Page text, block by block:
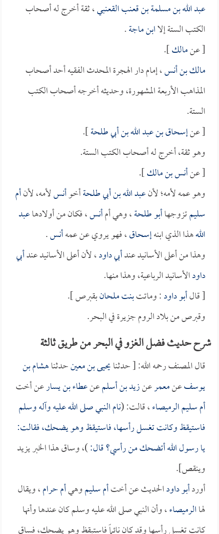
عبد الله بن مسلمة بن قعنب القعنبي، ثقة أخرج له أصحاب
الكتب الستة إلاابن ماجة.
[ عنمالك].
مالك بن أنس، إمام دار الهجرة المحدث الفقيه أحد أصحاب
المذاهب الأربعة المشهورة، وحديثه أخرجه أصحاب الكتب
الستة.
[ عنإسحاق بن عبد الله بن أبي طلحة].
وهو ثقة، أخرج له أصحاب الكتب الستة.
[ عنأنس بن مالك].
وهو عمه لأمه؛ لأنعبد الله بن أبي طلحةأخوأنسلأمه، لأنأم
سليمتزوجهاأبو طلحة، وهي أمأنس، فكان من أولادهاعبد
اللههذا الذي ابنهإسحاق، فهو يروي عن عمهأنس.
وهذا من أعلى الأسانيد عندأبي داود، لأن أعلى الأسانيد عندأبي
داودالأسانيد الرباعية، وهذا منها.
[ قالأبو داود: وماتتبنت ملحانبقبرص ].
وقبرص من بلاد الروم جزيرة في البحر.
شرح حديث فضل الغزو في البحر من طريق ثالثة
قال المصنف رحمه الله: [ حدثنايحيى بن معينحدثناهشام بن
يوسفعنمعمرعنزيد بن أسلمعنعطاء بن يسارعن أخت
أم سليم الرميصاء، قالت: (نام النبي صلى الله عليه وآله وسلم
فاستيقظ وكانت تغسل رأسها، فاستيقظ وهو يضحك، فقالت:
يا رسول الله أتضحك من رأسي؟ قال:)، وساق هذا الخبر يزيد
وينقص].
أوردأبو داودالحديث عن أختأم سليموهيأم حرام، ويقال
لهاالرميصاء، وأن النبي صلى الله عليه وسلم كان عندها وأنها